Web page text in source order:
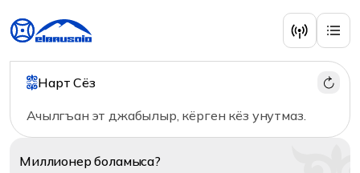
Нарт Сёз
Ачылгъан эт джабылыр, кёрген кёз унутмаз.
Миллионерболамыса?